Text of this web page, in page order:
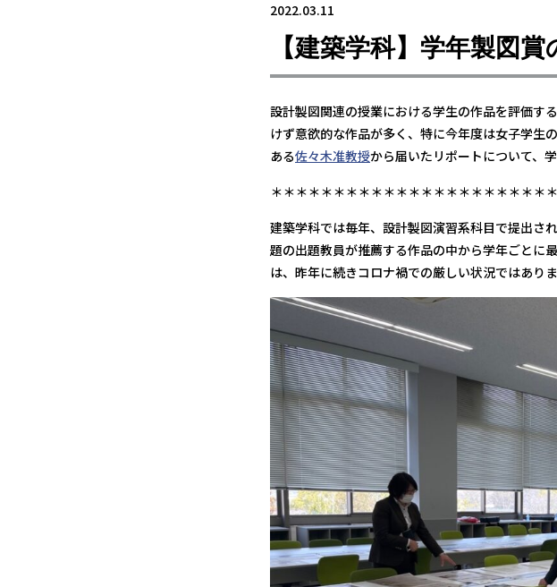
2022.03.11
【建築学科】学年製図
設計製図関連の授業における学生の作品を評価す
けず意欲的な作品が多く、特に今年度は女子学生
ある佐々木准教授から届いたリポートについて、
＊＊＊＊＊＊＊＊＊＊＊＊＊＊＊＊＊＊＊＊＊＊＊
建築学科では毎年、設計製図演習系科目で提出さ
題の出題教員が推薦する作品の中から学年ごとに
は、昨年に続きコロナ禍での厳しい状況ではあり